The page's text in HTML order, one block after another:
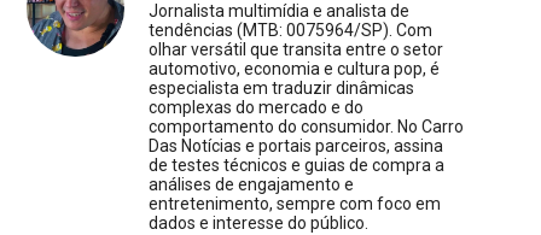
Jornalista multimídia e analista de
tendências (MTB: 0075964/SP). Com
olhar versátil que transita entre o setor
automotivo, economia e cultura pop, é
especialista em traduzir dinâmicas
complexas do mercado e do
comportamento do consumidor. No Carro
Das Notícias e portais parceiros, assina
de testes técnicos e guias de compra a
análises de engajamento e
entretenimento, sempre com foco em
dados e interesse do público.